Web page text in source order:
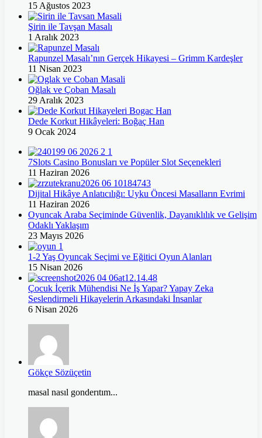
15 Ağustos 2023
Şirin ile Tavşan Masalı
1 Aralık 2023
Rapunzel Masalı’nın Gerçek Hikayesi – Grimm Kardeşler
11 Nisan 2023
Oğlak ve Çoban Masalı
29 Aralık 2023
Dede Korkut Hikâyeleri: Boğaç Han
9 Ocak 2024
7Slots Casino Bonusları ve Popüler Slot Seçenekleri
11 Haziran 2026
Dijital Hikâye Anlatıcılığı: Uyku Öncesi Masalların Evrimi
11 Haziran 2026
Oyuncak Araba Seçiminde Güvenlik, Dayanıklılık ve Gelişim
Odaklı Yaklaşım
23 Mayıs 2026
1-2 Yaş Oyuncak Seçimi ve Eğitici Oyun Alanları
15 Nisan 2026
Çocuk İçerik Mühendisi Ne İş Yapar? Yapay Zeka
Seslendirmeli Hikayelerin Arkasındaki İnsanlar
6 Nisan 2026
Gökçe Sözüçetin
masal nasıl gonderıtım...